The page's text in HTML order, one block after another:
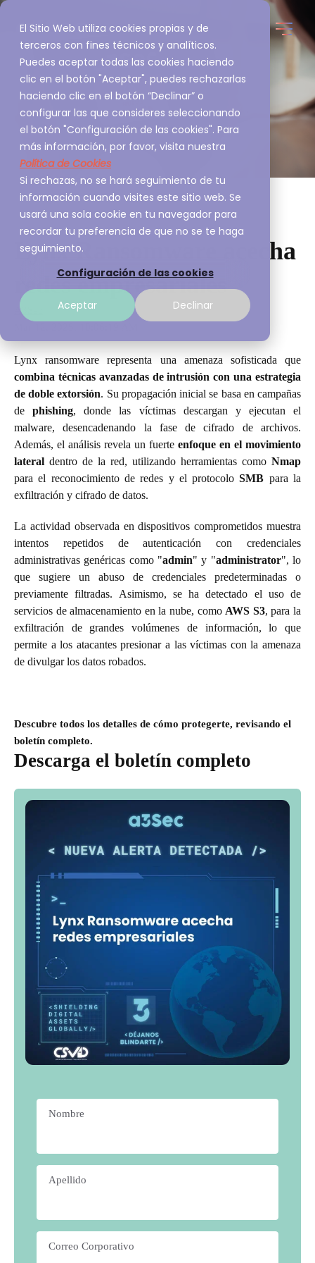
El Sitio Web utiliza cookies propias y de
terceros con fines técnicos y analíticos.
Puedes aceptar todas las cookies haciendo
clic en el botón "Aceptar", puedes rechazarlas
haciendo clic en el botón “Declinar” o
configurar las que consideres seleccionando
el botón "Configuración de las cookies". Para
más información, por favor, visita nuestra
Política de Cookies
Si rechazas, no se hará seguimiento de tu
información cuando visites este sitio web. Se
usará una sola cookie en tu navegador para
recordar tu preferencia de que no se te haga
seguimiento.
Configuración de las cookies
Aceptar Declinar
Lynx Ransomware acecha
redes empresariales
A3Sec
Lynx ransomware representa una amenaza sofisticada que
combina técnicas avanzadas de intrusión con una estrategia
de doble extorsión. Su propagación inicial se basa en campañas
dephishing, donde las víctimas descargan y ejecutan el
malware, desencadenando la fase de cifrado de archivos.
Además, el análisis revela un fuerte enfoque en el movimiento
lateral dentro de la red, utilizando herramientas como Nmap
para el reconocimiento de redes y el protocoloSMB para la
exfiltración y cifrado de datos.
La actividad observada en dispositivos comprometidos muestra
intentos repetidos de autenticación con credenciales
administrativas genéricas como "admin" y "administrator", lo
que sugiere un abuso de credenciales predeterminadas o
previamente filtradas. Asimismo, se ha detectado el uso de
servicios de almacenamiento en la nube, como AWS S3, para la
exfiltración de grandes volúmenes de información, lo que
permite a los atacantes presionar a las víctimas con la amenaza
de divulgar los datos robados.
Descubre todos los detalles de cómo protegerte, revisando el
boletín completo.
Descarga el boletín completo
Nombre
Apellido
Correo Corporativo